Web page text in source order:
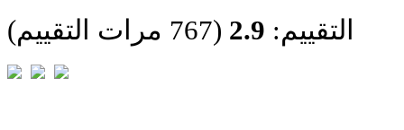
التقييم: 2.9 (767 مرات التقييم)